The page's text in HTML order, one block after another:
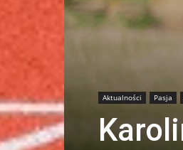
Aktualności Pasja